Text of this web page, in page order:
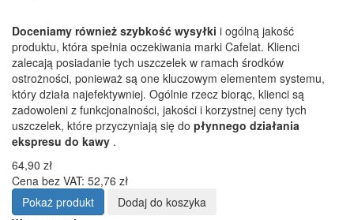
Doceniamy również szybkość wysyłki i ogólną jakość
produktu, która spełnia oczekiwania marki Cafelat. Klienci
zalecają posiadanie tych uszczelek w ramach środków
ostrożności, ponieważ są one kluczowym elementem systemu,
który działa najefektywniej. Ogólnie rzecz biorąc, klienci są
zadowoleni z funkcjonalności, jakości i korzystnej ceny tych
uszczelek, które przyczyniają się do płynnego działania
ekspresu do kawy .
64,90 zł
Cena bez VAT: 52,76 zł
Pokaż produkt
Dodaj do koszyka